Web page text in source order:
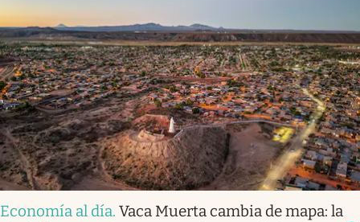
Economía al día. Vaca Muerta cambia de mapa: la